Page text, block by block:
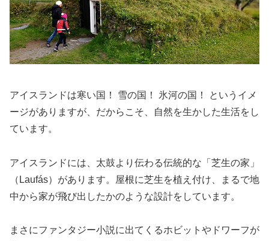
アイスランドは寒い国！ 雪の国！ 氷河の国！ というイメ
ージがありますが、だからこそ、自然を生かした生活をし
ています。
アイスランドには、太鼓より伝わる伝統的な「芝生の家」
（Laufás）があります。屋根に芝生を植え付け、まるで地
中から家が飛び出したかのような設計をしています。
まさにファンタジー小説に出てくるホビットやドワーフが